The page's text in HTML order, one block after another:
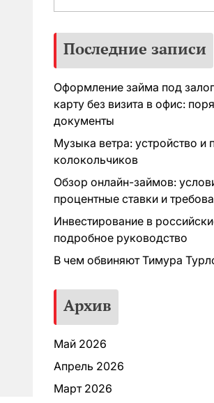
Последние записи
Оформление займа под
карту без визита в офис:
документы
Музыка ветра: устройство и
колокольчиков
Обзор онлайн-займов:
процентные ставки и
Инвестирование в
подробное руководство
В чем обвиняют Тимура
Архив
Май 2026
Апрель 2026
Март 2026